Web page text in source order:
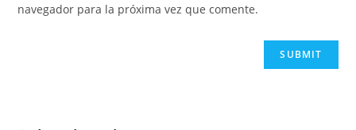
navegador para la próxima vez que comente.